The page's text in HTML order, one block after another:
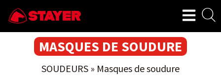
MASQUES DE SOUDURE
SOUDEURS » Masques de soudure